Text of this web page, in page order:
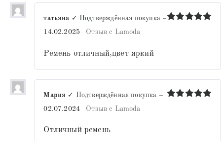
татьяна ✓ Подтверждённая покупка –
14.02.2025
Отзыв с Lamoda
Ремень отличный,цвет яркий
Мария ✓ Подтверждённая покупка –
02.07.2024
Отзыв с Lamoda
Отличный ремень